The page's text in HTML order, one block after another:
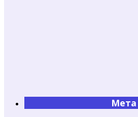
Мета